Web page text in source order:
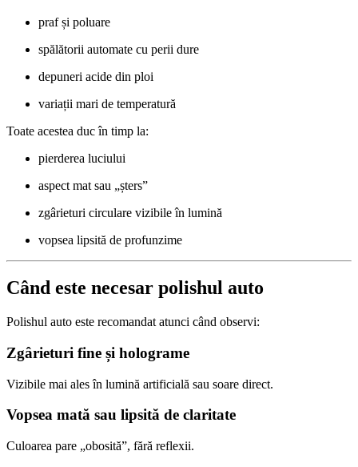
praf și poluare
spălătorii automate cu perii dure
depuneri acide din ploi
variații mari de temperatură
Toate acestea duc în timp la:
pierderea luciului
aspect mat sau „șters”
zgârieturi circulare vizibile în lumină
vopsea lipsită de profunzime
Când este necesar polishul auto
Polishul auto este recomandat atunci când observi:
Zgârieturi fine și holograme
Vizibile mai ales în lumină artificială sau soare direct.
Vopsea mată sau lipsită de claritate
Culoarea pare „obosită”, fără reflexii.